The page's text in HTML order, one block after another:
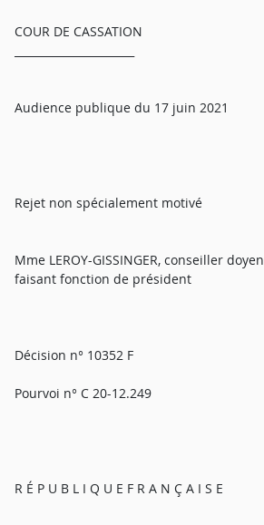
COUR DE CASSATION
Audience publique du 17 juin 2021
Rejet non spécialement motivé
Mme LEROY-GISSINGER, conseiller doyen
faisant fonction de président
Décision n° 10352 F
Pourvoi n° C 20-12.249
R É P U B L I Q U E F R A N Ç A I S E